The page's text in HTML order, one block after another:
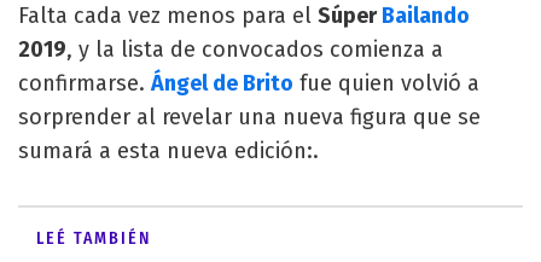
Falta cada vez menos para el SúperBailando
2019, y la lista de convocados comienza a
confirmarse. Ángel de Brito fue quien volvió a
sorprender al revelar una nueva figura que se
sumará a esta nueva edición:.
LEÉ TAMBIÉN